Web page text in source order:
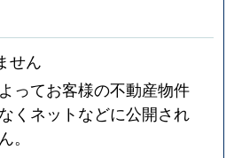
せん
ってお客様の不動産物件
くネットなどに公開され
。